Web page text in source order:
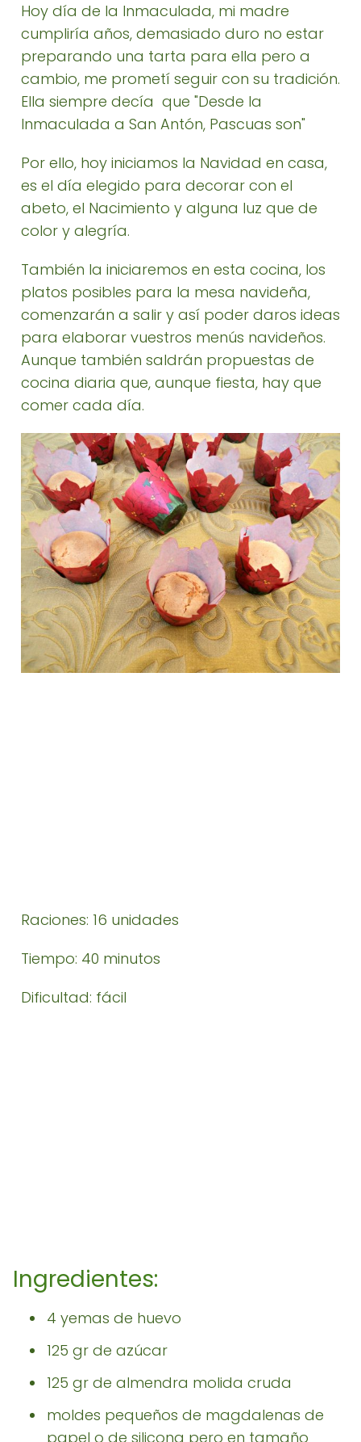
Hoy día de la Inmaculada, mi madre
cumpliría años, demasiado duro no estar
preparando una tarta para ella pero a
cambio, me prometí seguir con su tradición.
Ella siempre decía que "Desde la
Inmaculada a San Antón, Pascuas son"
Por ello, hoy iniciamos la Navidad en casa,
es el día elegido para decorar con el
abeto, el Nacimiento y alguna luz que de
color y alegría.
También la iniciaremos en esta cocina, los
platos posibles para la mesa navideña,
comenzarán a salir y así poder daros ideas
para elaborar vuestros menús navideños.
Aunque también saldrán propuestas de
cocina diaria que, aunque fiesta, hay que
comer cada día.
Raciones: 16 unidades
Tiempo: 40 minutos
Dificultad: fácil
Ingredientes:
4 yemas de huevo
125 gr de azúcar
125 gr de almendra molida cruda
moldes pequeños de magdalenas de
papel o de silicona pero en tamaño